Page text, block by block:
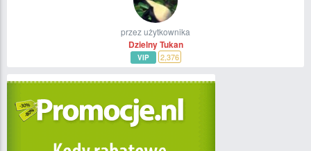
przez użytkownika
Dzielny Tukan
VIP 2,376